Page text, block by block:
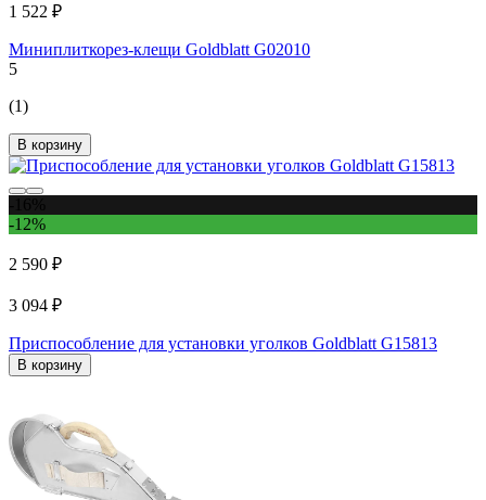
1 522 ₽
Миниплиткорез-клещи Goldblatt G02010
5
(1)
В корзину
-12%
2 590 ₽
3 094 ₽
Приспособление для установки уголков Goldblatt G15813
В корзину